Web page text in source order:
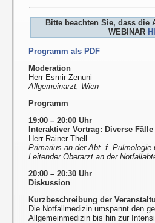
Bitte beachten Sie, dass die
WEBINAR
Programm als PDF
Moderation
Herr Esmir Zenuni
Allgemeinarzt, Wien
Programm
19:00 – 20:00 Uhr
Interaktiver Vortrag: Diverse
Herr Rainer Thell
Primarius an der Abt. f. Pulmologie
Leitender Oberarzt an der
20:00 – 20:30 Uhr
Diskussion
Kurzbeschreibung der
Die Notfallmedizin umspannt den
Allgemeinmedizin bis hin zur